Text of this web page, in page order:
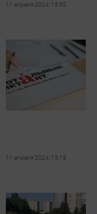
11 апреля 2024, 15:50
11 апреля 2024, 15:18